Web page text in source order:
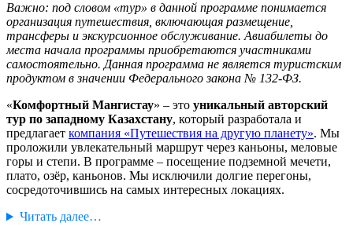
Важно: под словом «тур» в данной программе понимается
организация путешествия, включающая размещение,
трансферы и экскурсионное обслуживание. Авиабилеты до
места начала программы приобретаются участниками
самостоятельно. Данная программа не является туристским
продуктом в значении Федерального закона № 132-ФЗ.
«Комфортный Мангистау» – это уникальный авторский
тур по западному Казахстану, который разработала и
предлагает компания «Путешествия на другую планету». Мы
проложили увлекательный маршрут через каньоны, меловые
горы и степи. В программе – посещение подземной мечети,
плато, озёр, каньонов. Мы исключили долгие перегоны,
сосредоточившись на самых интересных локациях.
Читать далее…